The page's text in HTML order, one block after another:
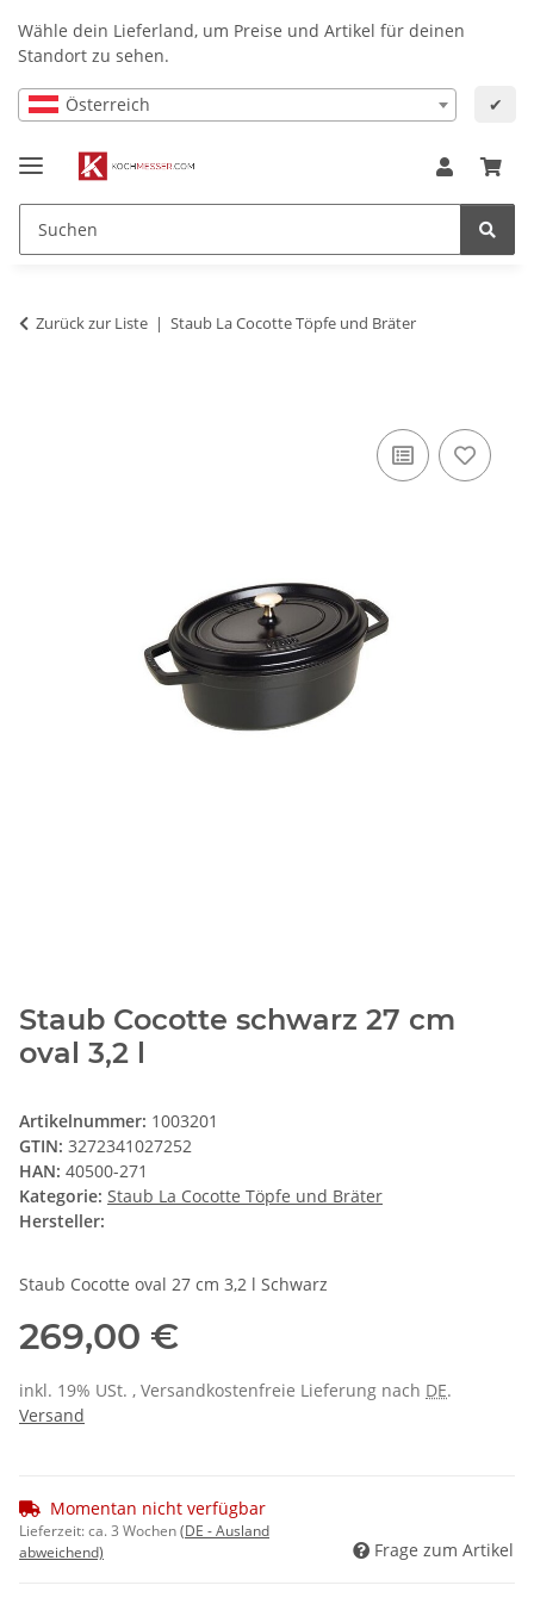
Wähle dein Lieferland, um Preise und Artikel für deinen
Standort zu sehen.
Österreich ✔
Zurück zur Liste Staub La Cocotte Töpfe und Bräter
Staub Cocotte schwarz 27 cm
oval 3,2 l
Artikelnummer: 1003201
GTIN: 3272341027252
HAN: 40500-271
Kategorie: Staub La Cocotte Töpfe und Bräter
Hersteller:
Staub Cocotte oval 27 cm 3,2 l Schwarz
269,00 €
inkl. 19% USt. , Versandkostenfreie Lieferung nach DE.
Versand
Momentan nicht verfügbar
Lieferzeit:ca. 3 Wochen(DE - Ausland
abweichend)
Frage zum Artikel